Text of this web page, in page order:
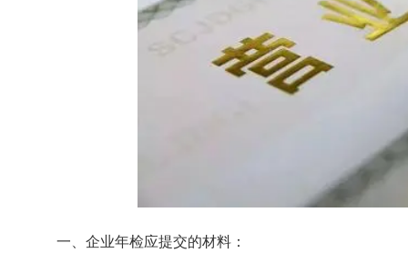
一、企业年检应提交的材料：